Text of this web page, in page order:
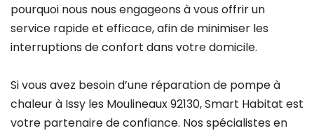
pourquoi nous nous engageons à vous offrir un
service rapide et efficace, afin de minimiser les
interruptions de confort dans votre domicile.
Si vous avez besoin d’une réparation de pompe à
chaleur à Issy les Moulineaux 92130, Smart Habitat est
votre partenaire de confiance. Nos spécialistes en